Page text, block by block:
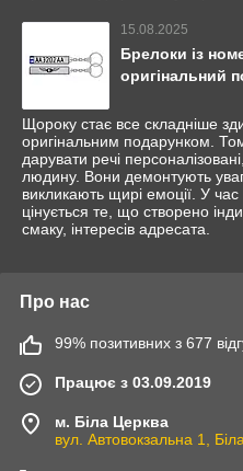
15.08.2025
Брелоки із
оригінальний
Щороку стає все складніше
оригінальним подарунком.
дарувати речі
людину. Вони демонтують
викликають щирі емоції. У
цінується те, що створено
смаку, інтересів адресата.
Про нас
99% позитивних з 677
Працює з 03.09.2019
м. Біла Церква
вул. Автовокзальна 1,